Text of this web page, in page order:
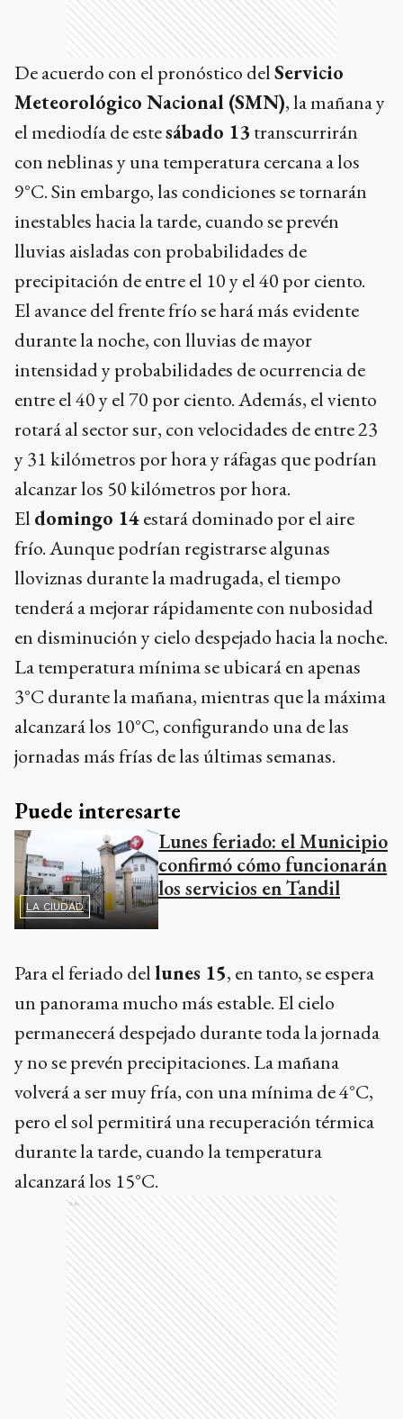
De acuerdo con el pronóstico delServicio
Meteorológico Nacional (SMN), la mañana y
el mediodía de estesábado 13 transcurrirán
con neblinas y una temperatura cercana a los
9°C. Sin embargo, las condiciones se tornarán
inestables hacia la tarde, cuando se prevén
lluvias aisladas con probabilidades de
precipitación de entre el 10 y el 40 por ciento.
El avance del frente frío se hará más evidente
durante la noche, con lluvias de mayor
intensidad y probabilidades de ocurrencia de
entre el 40 y el 70 por ciento. Además, el viento
rotará al sector sur, con velocidades de entre 23
y 31 kilómetros por hora y ráfagas que podrían
alcanzar los 50 kilómetros por hora.
El domingo 14estará dominado por el aire
frío. Aunque podrían registrarse algunas
lloviznas durante la madrugada, el tiempo
tenderá a mejorar rápidamente con nubosidad
en disminución y cielo despejado hacia la noche.
La temperatura mínima se ubicará en apenas
3°C durante la mañana, mientras que la máxima
alcanzará los 10°C, configurando una de las
jornadas más frías de las últimas semanas.
Puede interesarte
LA CIUDAD
Lunes feriado: el Municipio
confirmó cómo funcionarán
los servicios en Tandil
Para el feriado dellunes 15, en tanto, se espera
un panorama mucho más estable. El cielo
permanecerá despejado durante toda la jornada
y no se prevén precipitaciones. La mañana
volverá a ser muy fría, con una mínima de 4°C,
pero el sol permitirá una recuperación térmica
durante la tarde, cuando la temperatura
alcanzará los 15°C.
Ads